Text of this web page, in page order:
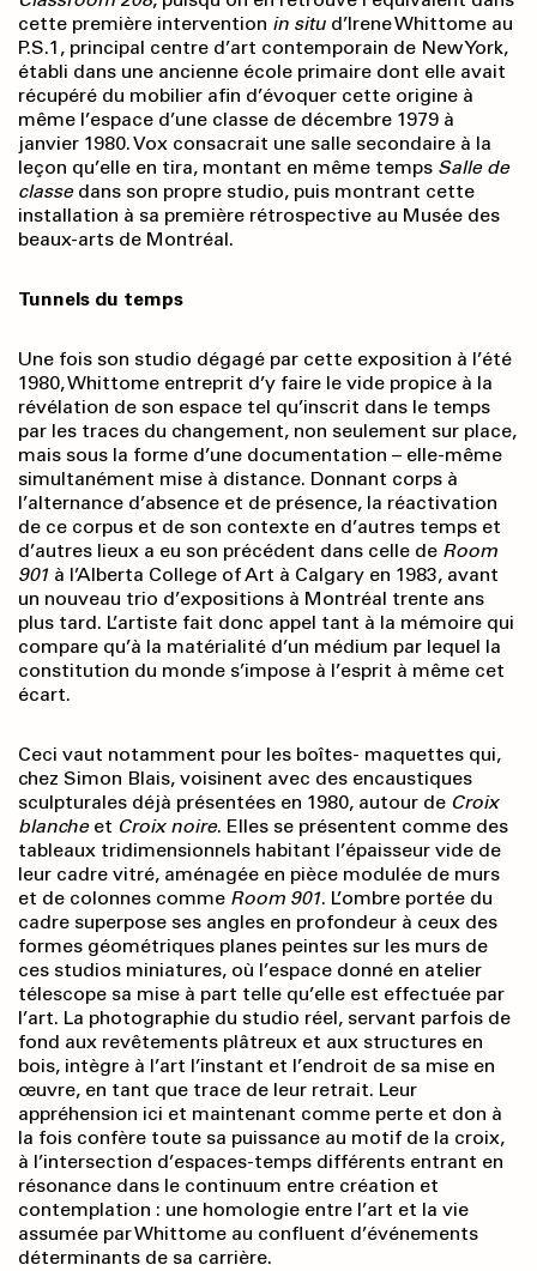
cette première intervention in situ d’Irene Whittome au
P.S.1, principal centre d’art contemporain de New York,
établi dans une ancienne école primaire dont elle avait
récupéré du mobilier afin d’évoquer cette origine à
même l’espace d’une classe de décembre 1979 à
janvier 1980. Vox consacrait une salle secondaire à la
leçon qu’elle en tira, montant en même temps Salle de
classe dans son propre studio, puis montrant cette
installation à sa première rétrospective au Musée des
beaux-arts de Montréal.
Tunnels du temps
Une fois son studio dégagé par cette expo­sition à l’été
1980, Whittome entreprit d’y faire le vide propice à la
révélation de son espace tel qu’inscrit dans le temps
par les traces du changement, non seulement sur place,
mais sous la forme d’une documentation – elle-même
simultanément mise à distance. Donnant corps à
l’alternance d’absence et de présence, la réactivation
de ce corpus et de son contexte en d’autres temps et
d’autres lieux a eu son précédent dans celle de Room
901 à l’Alberta College of Art à Calgary en 1983, avant
un nouveau trio d’expositions à Montréal trente ans
plus tard. L’artiste fait donc appel tant à la mémoire qui
compare qu’à la matérialité d’un médium par lequel la
constitution du monde s’impose à l’esprit à même cet
écart.
Ceci vaut notamment pour les boîtes- maquettes qui,
chez Simon Blais, voisinent avec des encaustiques
sculpturales déjà présentées en 1980, autour de Croix
blancheet Croix noire. Elles se présentent comme des
tableaux tridimensionnels habitant l’épaisseur vide de
leur cadre vitré, aménagée en pièce modulée de murs
et de colonnes comme Room 901. L’ombre portée du
cadre superpose ses angles en profondeur à ceux des
formes géométriques planes peintes sur les murs de
ces studios miniatures, où l’espace donné en atelier
télescope sa mise à part telle qu’elle est effectuée par
l’art. La photographie du studio réel, servant parfois de
fond aux revêtements plâtreux et aux structures en
bois, intègre à l’art l’instant et l’endroit de sa mise en
œuvre, en tant que trace de leur retrait. Leur
appréhension ici et maintenant comme perte et don à
la fois confère toute sa puissance au motif de la croix,
à l’intersection d’espaces-temps différents entrant en
résonance dans le continuum entre création et
contemplation : une homologie entre l’art et la vie
assumée par Whittome au confluent d’événements
déterminants de sa carrière.